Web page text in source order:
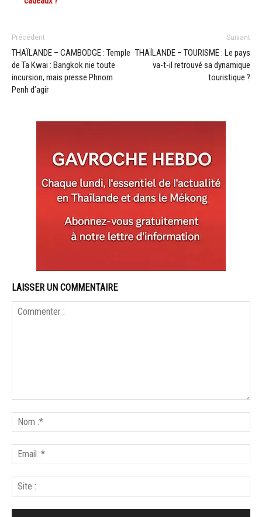
Précédent
THAÏLANDE – CAMBODGE : Temple
de Ta Kwai : Bangkok nie toute
incursion, mais presse Phnom
Penh d’agir
Suivant
THAÏLANDE – TOURISME : Le pays
va-t-il retrouvé sa dynamique
touristique ?
LAISSER UN COMMENTAIRE